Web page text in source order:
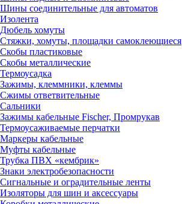
Шины соединительные для автоматов
Изолента
Дюбель хомуты
Стяжки, хомуты, площадки самоклеющиеся
Скобы пластиковые
Скобы металлические
Термоусадка
Зажимы, клеммники, клеммы
Сжимы ответвительные
Сальники
Зажимы кабельные Fischer, Промрукав
Термоусаживаемые перчатки
Маркеры кабельные
Муфты кабельные
Трубка ПВХ «кембрик»
Знаки электробезопасности
Сигнальные и оградительные ленты
Изоляторы для шин и аксессуары